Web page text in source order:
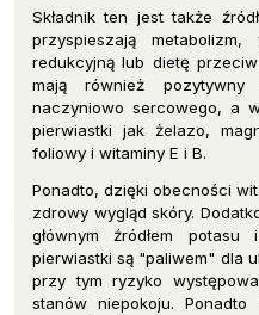
Składnik ten jest także
przyspieszają
redukcyjną lub dietę
mają również pozytywny
naczyniowo sercowego, a
pierwiastki jak żelazo,
foliowy i witaminy E i B.
Ponadto, dzięki obecności
zdrowy wygląd skóry.
głównym źródłem
pierwiastki są "paliwem" dla
przy tym ryzyko
stanów niepokoju. Ponadto